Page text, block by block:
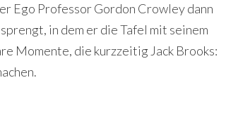
Ego Professor Gordon Crowley dann
in dem er die Tafel mit seinem
Momente, die kurzzeitig Jack Brooks: